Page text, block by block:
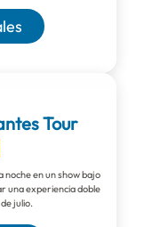
Tour
noche en un show bajo
una experiencia doble
julio.